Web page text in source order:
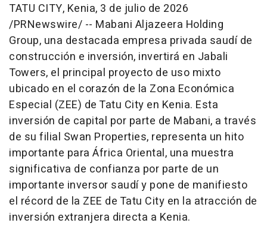
TATU CITY, Kenia, 3 de julio de 2026
/PRNewswire/ -- Mabani Aljazeera Holding
Group, una destacada empresa privada saudí de
construcción e inversión, invertirá en Jabali
Towers, el principal proyecto de uso mixto
ubicado en el corazón de la Zona Económica
Especial (ZEE) de Tatu City en Kenia. Esta
inversión de capital por parte de Mabani, a través
de su filial Swan Properties, representa un hito
importante para África Oriental, una muestra
significativa de confianza por parte de un
importante inversor saudí y pone de manifiesto
el récord de la ZEE de Tatu City en la atracción de
inversión extranjera directa a Kenia.